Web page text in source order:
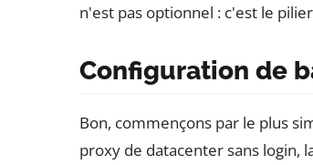
n'est pas optionnel : c'est le
Configuration de
Bon, commençons par le plus
proxy de datacenter sans login,